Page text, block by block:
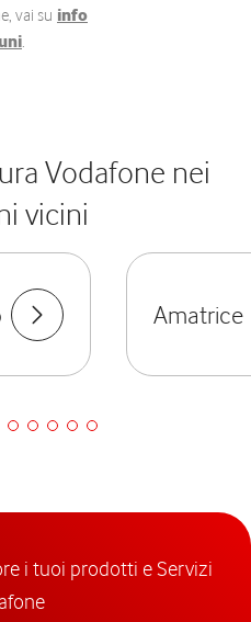
vai su info
.
Vodafone nei
vicini
Amatrice
i tuoi prodotti e Servizi